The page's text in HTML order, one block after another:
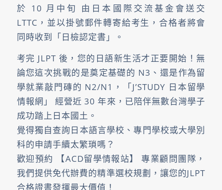
於 10 月中旬 由日本國際交流基金會送交
LTTC，並以掛號郵件轉寄給考生，合格者將會
同時收到「日檢認定書」。
考完 JLPT 後，您的日語新生活才正要開始！無
論您這次挑戰的是奠定基礎的 N3、還是作為留
學就業敲門磚的 N2/N1，「J’STUDY 日本留學
情報網」 經營近 30 年來，已陪伴無數台灣學子
成功踏上日本國土。
覺得獨自查詢日本語言學校、專門學校或大學別
科的申請手續太繁瑣嗎？
歡迎預約 【ACD留學情報站】 專業顧問團隊，
我們提供免代辦費的精準選校規劃，讓您的JLPT
合格證書發揮最大價值！